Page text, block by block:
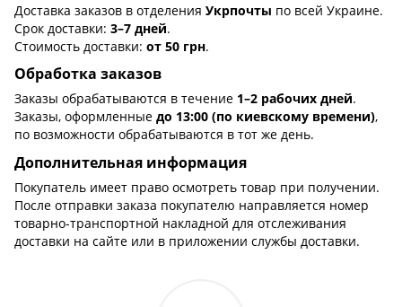
Доставка заказов в отделения Укрпочты по всей Украине.
Срок доставки: 3–7 дней.
Стоимость доставки: от 50 грн.
Обработка заказов
Заказы обрабатываются в течение 1–2 рабочих дней.
Заказы, оформленные до 13:00 (по киевскому времени),
по возможности обрабатываются в тот же день.
Дополнительная информация
Покупатель имеет право осмотреть товар при получении.
После отправки заказа покупателю направляется номер
товарно-транспортной накладной для отслеживания
доставки на сайте или в приложении службы доставки.